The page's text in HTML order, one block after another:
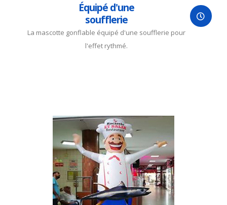
Équipé d'une
soufflerie
La mascotte gonflable équipé d'une soufflerie pour
l'effet rythmé.